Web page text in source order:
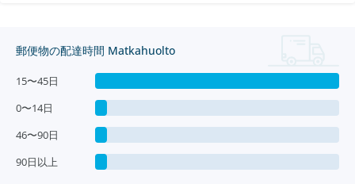
郵便物の配達時間 Matkahuolto
15〜45日
0〜14日
46〜90日
90日以上